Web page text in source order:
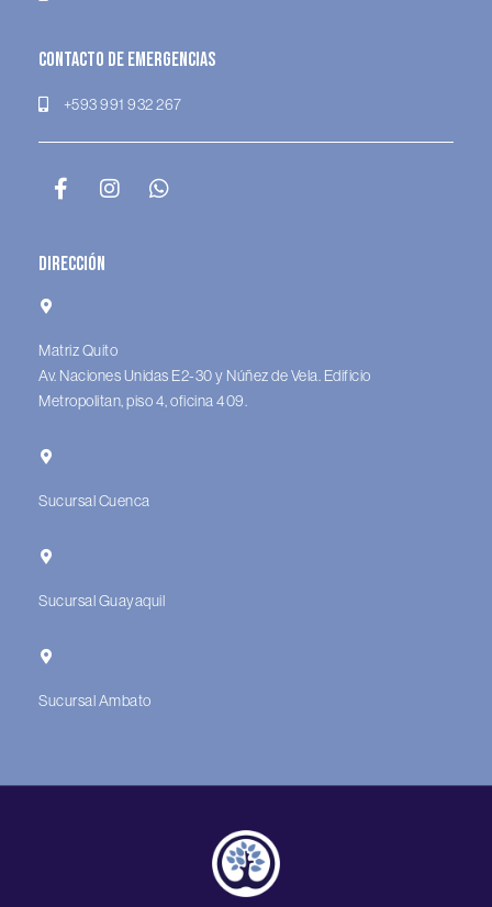
Contacto de Emergencias
+593 991 932 267
Dirección
Matriz Quito
Av. Naciones Unidas E2-30 y Núñez de Vela. Edificio
Metropolitan, piso 4, oficina 409.
Sucursal Cuenca
Sucursal Guayaquil
Sucursal Ambato